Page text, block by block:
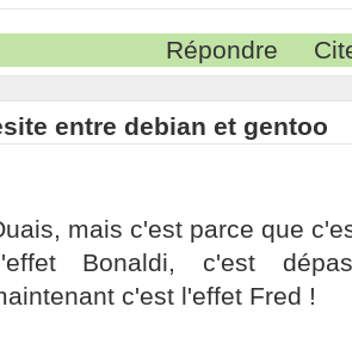
Répondre
entre debian et gentoo
mais c'est parce que
Bonaldi, c'est
c'est l'effet Fred !